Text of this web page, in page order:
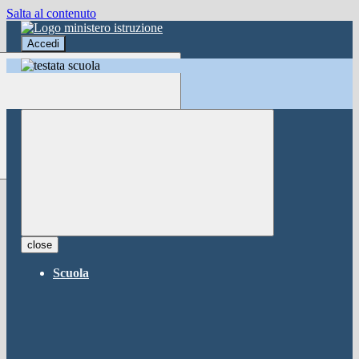
Salta al contenuto
Accedi
Accedi
button close ×
close
Scuola